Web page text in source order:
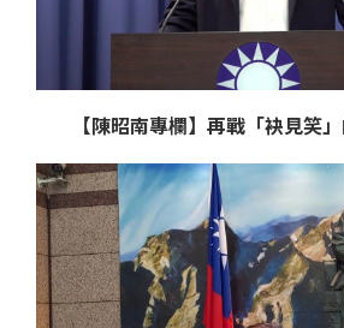
【陳昭南專欄】再戰「袂見笑